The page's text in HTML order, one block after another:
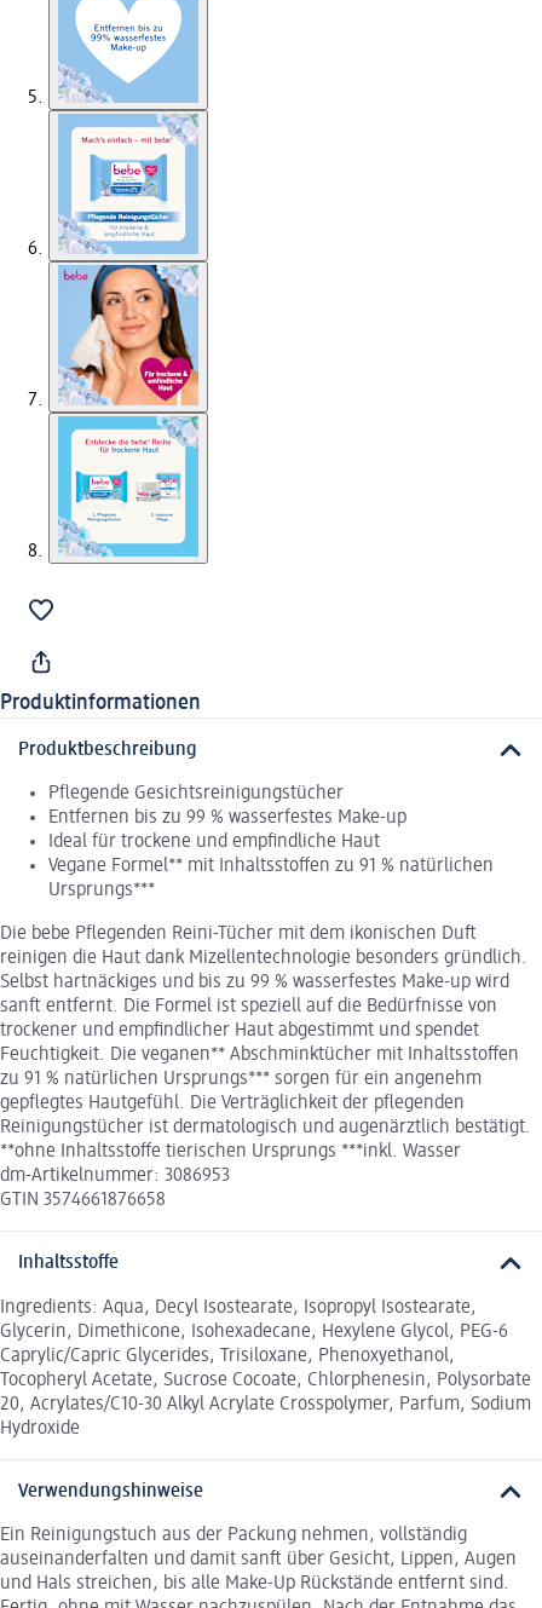
Produktinformationen
Produktbeschreibung
Pflegende Gesichtsreinigungstücher
Entfernen bis zu 99 % wasserfestes Make-up
Ideal für trockene und empfindliche Haut
Vegane Formel** mit Inhaltsstoffen zu 91 % natürlichen
Ursprungs***
Die bebe Pflegenden Reini-Tücher mit dem ikonischen Duft
reinigen die Haut dank Mizellentechnologie besonders gründlich.
Selbst hartnäckiges und bis zu 99 % wasserfestes Make-up wird
sanft entfernt. Die Formel ist speziell auf die Bedürfnisse von
trockener und empfindlicher Haut abgestimmt und spendet
Feuchtigkeit. Die veganen** Abschminktücher mit Inhaltsstoffen
zu 91 % natürlichen Ursprungs*** sorgen für ein angenehm
gepflegtes Hautgefühl. Die Verträglichkeit der pflegenden
Reinigungstücher ist dermatologisch und augenärztlich bestätigt.
**ohne Inhaltsstoffe tierischen Ursprungs ***inkl. Wasser
dm-Artikelnummer: 3086953
GTIN 3574661876658
Inhaltsstoffe
Ingredients: Aqua, Decyl Isostearate, Isopropyl Isostearate,
Glycerin, Dimethicone, Isohexadecane, Hexylene Glycol, PEG-6
Caprylic/Capric Glycerides, Trisiloxane, Phenoxyethanol,
Tocopheryl Acetate, Sucrose Cocoate, Chlorphenesin, Polysorbate
20, Acrylates/C10-30 Alkyl Acrylate Crosspolymer, Parfum, Sodium
Hydroxide
Verwendungshinweise
Ein Reinigungstuch aus der Packung nehmen, vollständig
auseinanderfalten und damit sanft über Gesicht, Lippen, Augen
und Hals streichen, bis alle Make-Up Rückstände entfernt sind.